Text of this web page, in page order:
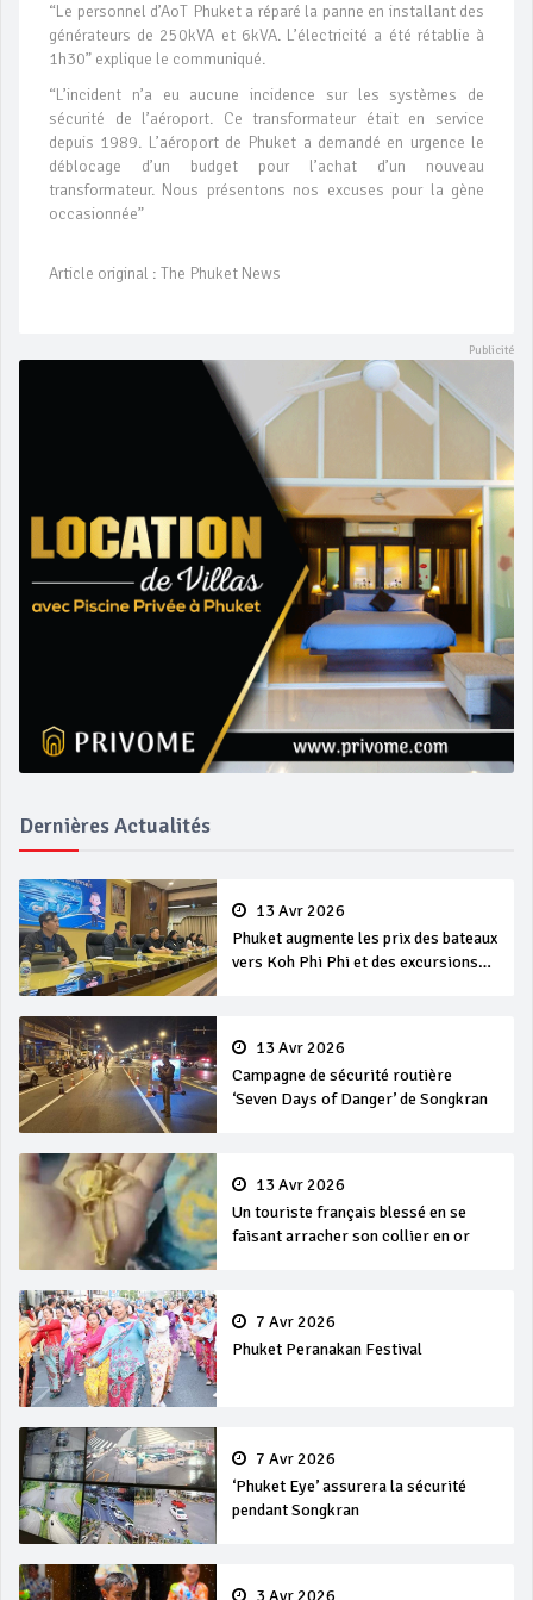
“Le personnel d’AoT Phuket a réparé la panne en installant des
générateurs de 250kVA et 6kVA. L’électricité a été rétablie à
1h30” explique le communiqué.
“L’incident n’a eu aucune incidence sur les systèmes de
sécurité de l’aéroport. Ce transformateur était en service
depuis 1989. L’aéroport de Phuket a demandé en urgence le
déblocage d’un budget pour l’achat d’un nouveau
transformateur. Nous présentons nos excuses pour la gène
occasionnée”
Article original : The Phuket News
Dernières Actualités
13 Avr 2026
Phuket augmente les prix des bateaux
vers Koh Phi Phi et des excursions
13 Avr 2026
Campagne de sécurité routière
‘Seven Days of Danger’ de Songkran
13 Avr 2026
Un touriste français blessé en se
faisant arracher son collier en or
7 Avr 2026
Phuket Peranakan Festival
7 Avr 2026
‘Phuket Eye’ assurera la sécurité
pendant Songkran
3 Avr 2026